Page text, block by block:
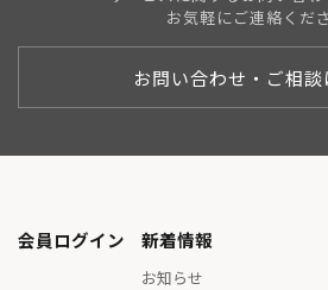
お気軽にご連絡くださ
お問い合わせ・ご相談
新着情報
お知らせ
会員ログイン